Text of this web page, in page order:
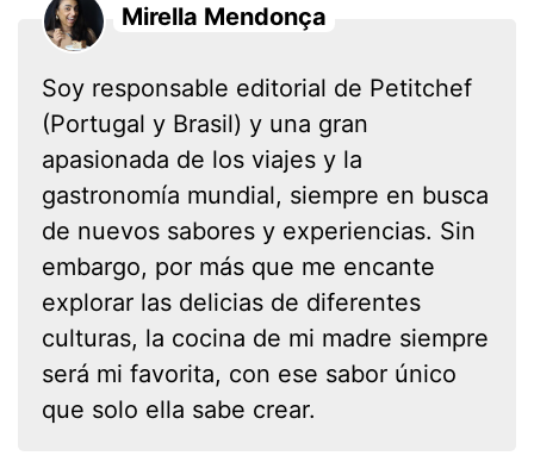
Mirella Mendonça
Soy responsable editorial de Petitchef
(Portugal y Brasil) y una gran
apasionada de los viajes y la
gastronomía mundial, siempre en busca
de nuevos sabores y experiencias. Sin
embargo, por más que me encante
explorar las delicias de diferentes
culturas, la cocina de mi madre siempre
será mi favorita, con ese sabor único
que solo ella sabe crear.